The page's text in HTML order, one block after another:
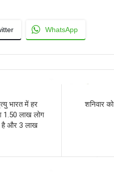
WhatsApp
भारत में हर
1.50 लाख लोग
है और 3 लाख
शनिवार